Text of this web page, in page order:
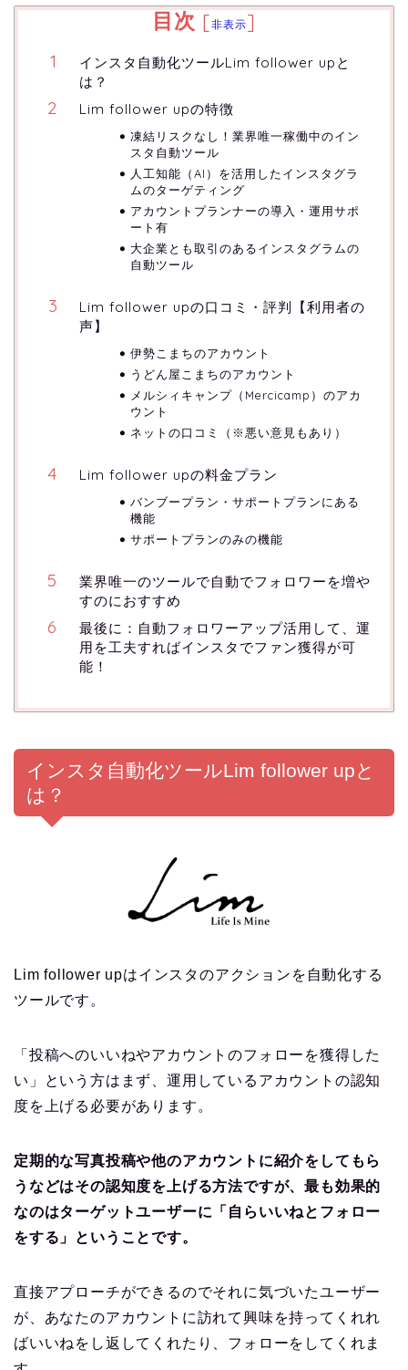
目次 [非表示]
インスタ自動化ツールLim follower upと
は？
Lim follower upの特徴
凍結リスクなし！業界唯一稼働中のイン
スタ自動ツール
人工知能（AI）を活用したインスタグラ
ムのターゲティング
アカウントプランナーの導入・運用サポ
ート有
大企業とも取引のあるインスタグラムの
自動ツール
Lim follower upの口コミ・評判【利用者の
声】
伊勢こまちのアカウント
うどん屋こまちのアカウント
メルシィキャンプ（Mercicamp）のアカ
ウント
ネットの口コミ（※悪い意見もあり）
Lim follower upの料金プラン
バンブープラン・サポートプランにある
機能
サポートプランのみの機能
業界唯一のツールで自動でフォロワーを増や
すのにおすすめ
最後に：自動フォロワーアップ活用して、運
用を工夫すればインスタでファン獲得が可
能！
インスタ自動化ツールLim follower upと
は？
Lim follower upはインスタのアクションを自動化する
ツールです。
「投稿へのいいねやアカウントのフォローを獲得した
い」という方はまず、運用しているアカウントの認知
度を上げる必要があります。
定期的な写真投稿や他のアカウントに紹介をしてもら
うなどはその認知度を上げる方法ですが、最も効果的
なのはターゲットユーザーに「自らいいねとフォロー
をする」ということです。
直接アプローチができるのでそれに気づいたユーザー
が、あなたのアカウントに訪れて興味を持ってくれれ
ばいいねをし返してくれたり、フォローをしてくれま